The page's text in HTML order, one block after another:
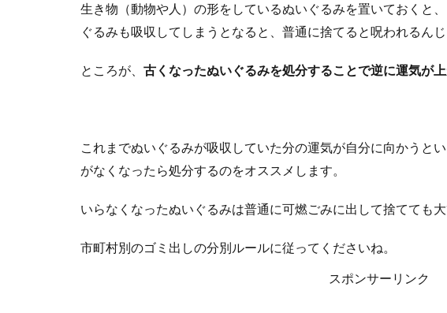
生き物（動物や人）の形をしているぬいぐるみを置いておくと
ぐるみも吸収してしまうとなると、普通に捨てると呪われるん
ところが、 古くなったぬいぐるみを処分することで逆に運気が
これまでぬいぐるみが吸収していた分の運気が自分に向かうと
がなくなったら処分するのをオススメします。
いらなくなったぬいぐるみは普通に可燃ごみに出して捨てても大
市町村別のゴミ出しの分別ルールに従ってくださいね。
スポンサーリンク